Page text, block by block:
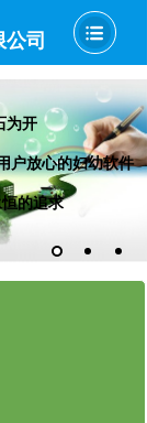
司
为开
户放心的妇幼软件
的追求